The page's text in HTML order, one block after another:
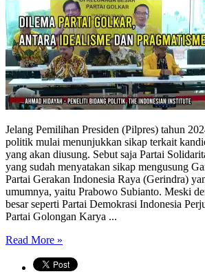
Jelang Pemilihan Presiden (Pilpres) tahun
politik mulai menunjukkan sikap terkait
yang akan diusung. Sebut saja Partai
yang sudah menyatakan sikap mengusung
Partai Gerakan Indonesia Raya (Gerindra)
umumnya, yaitu Prabowo Subianto. Meski
besar seperti Partai Demokrasi Indonesia
Partai Golongan Karya ...
Read More »